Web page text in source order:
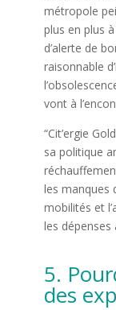
métropole
plus en plus
d’alerte de
raisonnable
vont à
“Cit’ergie
sa politique
les manques
mobilités et
les dépenses
5.
des